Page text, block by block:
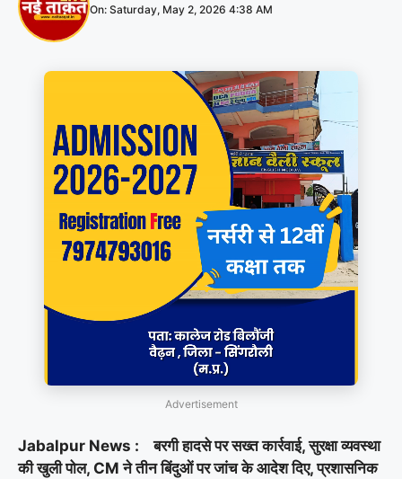
On: Saturday, May 2, 2026 4:38 AM
Advertisement
Jabalpur News : बरगी हादसे पर सख्त कार्रवाई, सुरक्षा व्यवस्था
की खुली पोल, CM ने तीन बिंदुओं पर जांच के आदेश दिए, प्रशासनिक